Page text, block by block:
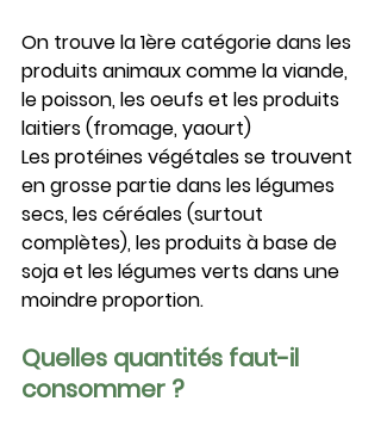
On trouve la 1ère catégorie dans les
produits animaux comme la viande,
le poisson, les oeufs et les produits
laitiers (fromage, yaourt)
Les protéines végétales se trouvent
en grosse partie dans les légumes
secs, les céréales (surtout
complètes), les produits à base de
soja et les légumes verts dans une
moindre proportion.
Quelles quantités faut-il
consommer ?